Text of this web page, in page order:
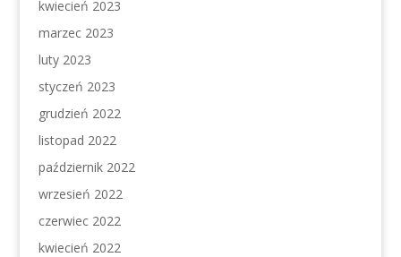
kwiecień 2023
marzec 2023
luty 2023
styczeń 2023
grudzień 2022
listopad 2022
październik 2022
wrzesień 2022
czerwiec 2022
kwiecień 2022